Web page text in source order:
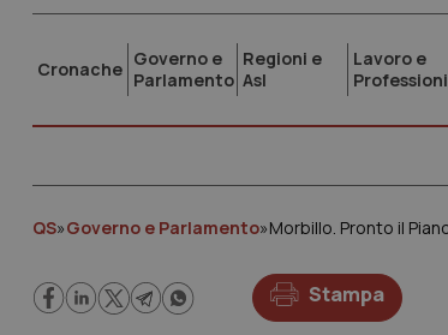
Cronache Governo e
Parlamento
Regioni e
Asl
Lavoro e
Professioni
QS»Governo e Parlamento»
Stampa